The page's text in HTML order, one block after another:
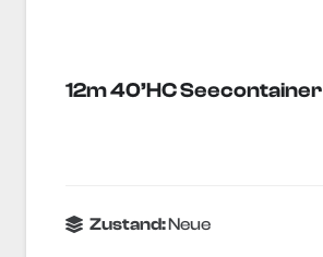
12m 40’HC Seecontainer
Zustand:Neue